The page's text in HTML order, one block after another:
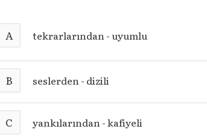
A tekrarlarından - uyumlu
B seslerden - dizili
C yankılarından - kafiyeli